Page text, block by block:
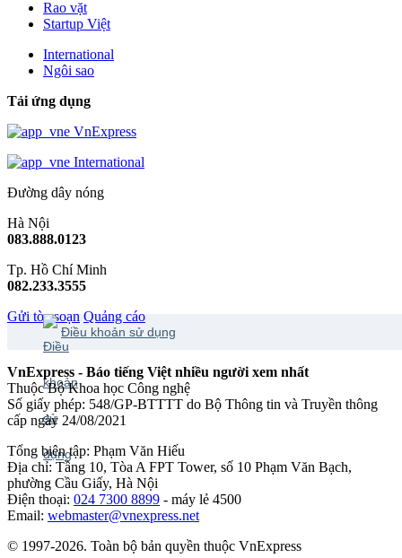
Rao vặt
Startup Việt
International
Ngôi sao
Tải ứng dụng
VnExpress
International
Đường dây nóng
Hà Nội
083.888.0123
Tp. Hồ Chí Minh
082.233.3555
Gửi tòa soạn Quảng cáo
Điều khoản sử dụng
VnExpress - Báo tiếng Việt nhiều người xem nhất
Thuộc Bộ Khoa học Công nghệ
Số giấy phép: 548/GP-BTTTT do Bộ Thông tin và Truyền thông
cấp ngày 24/08/2021
Tổng biên tập: Phạm Văn Hiếu
Địa chỉ: Tầng 10, Tòa A FPT Tower, số 10 Phạm Văn Bạch,
phường Cầu Giấy, Hà Nội
Điện thoại: 024 7300 8899 - máy lẻ 4500
Email: webmaster@vnexpress.net
© 1997-2026. Toàn bộ bản quyền thuộc VnExpress